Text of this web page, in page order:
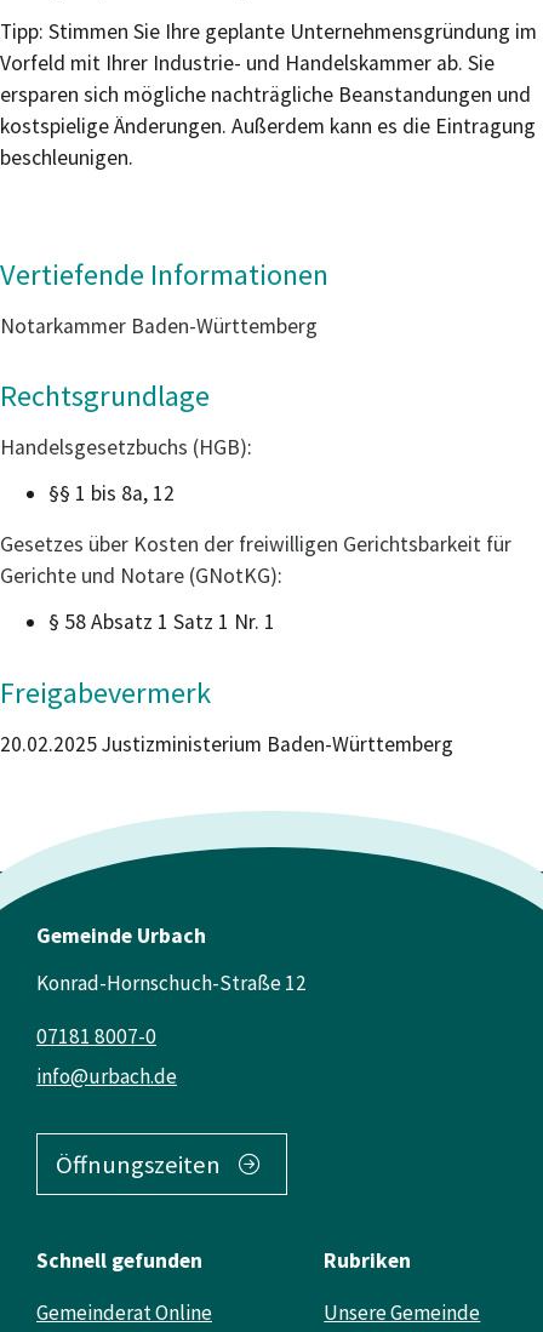
Tipp: Stimmen Sie Ihre geplante Unternehmensgründung im
Vorfeld mit Ihrer Industrie- und Handelskammer ab. Sie
ersparen sich mögliche nachträgliche Beanstandungen und
kostspielige Änderungen. Außerdem kann es die Eintragung
beschleunigen.
Vertiefende Informationen
Notarkammer Baden-Württemberg
Rechtsgrundlage
Handelsgesetzbuchs (HGB):
§§ 1 bis 8a, 12
Gesetzes über Kosten der freiwilligen Gerichtsbarkeit für
Gerichte und Notare (GNotKG):
§ 58 Absatz 1 Satz 1 Nr. 1
Freigabevermerk
20.02.2025 Justizministerium Baden-Württemberg
Gemeinde Urbach
Konrad-Hornschuch-Straße 12
info@urbach.de
07181 8007-0
Öffnungszeiten
Schnell gefunden
Gemeinderat Online
Rubriken
Unsere Gemeinde